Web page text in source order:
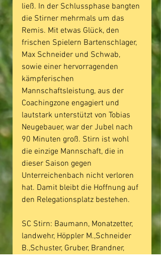
ließ. In der Schlussphase bangten
die Stirner mehrmals um das
Remis. Mit etwas Glück, den
frischen Spielern Bartenschlager,
Max Schneider und Schwab,
sowie einer hervorragenden
kämpferischen
Mannschaftsleistung, aus der
Coachingzone engagiert und
lautstark unterstützt von Tobias
Neugebauer, war der Jubel nach
90 Minuten groß. Stirn ist wohl
die einzige Mannschaft, die in
dieser Saison gegen
Unterreichenbach nicht verloren
hat. Damit bleibt die Hoffnung auf
den Relegationsplatz bestehen.
SC Stirn: Baumann, Monatzetter,
landwehr, Höppler M.,Schneider
B.,Schuster, Gruber, Brandner,